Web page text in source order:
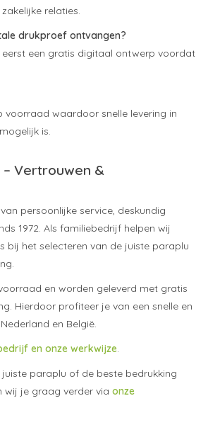
relaties.
drukproef ontvangen?
een gratis digitaal ontwerp voordat
voorraad waardoor snelle levering in
is.
Vertrouwen &
persoonlijke service, deskundig
1972. Als familiebedrijf helpen wij
bij het selecteren van de juiste paraplu
en worden geleverd met gratis
Hierdoor profiteer je van een snelle en
en België.
en onze werkwijze.
paraplu of de beste bedrukking
wij je graag verder via onze